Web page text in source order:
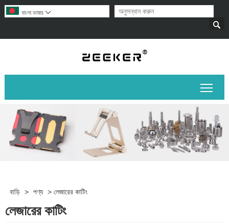

বাংলা ভাষার 
বাড়ি > পণ্য > লেজারের কাটিং
লেজারের কাটিং